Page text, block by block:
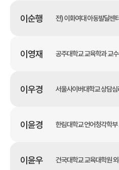
이순행 전) 이화여대 아동발달센
이영재 공주대학교 교육학과 교수
이우경 서울사이버대학교 상담
이윤경 한림대학교 언어청각학부
이윤우 건국대학교 교육대학원